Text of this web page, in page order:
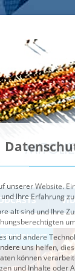
unserer Website.
Ihre Erfahrung
alt sind und Ihre
und andere
können
und Inhalte oder
Verwendung Ihrer
Service-
Alle